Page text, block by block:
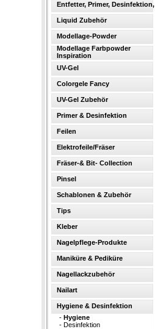
Entfetter, Primer, Desinfektion,
Liquid Zubehör
Modellage-Powder
Modellage Farbpowder
Inspiration
UV-Gel
Colorgele Fancy
UV-Gel Zubehör
Primer & Desinfektion
Feilen
Elektrofeile/Fräser
Fräser-& Bit- Collection
Pinsel
Schablonen & Zubehör
Tips
Kleber
Nagelpflege-Produkte
Maniküre & Pediküre
Nagellackzubehör
Nailart
Hygiene & Desinfektion
- Hygiene
- Desinfektion